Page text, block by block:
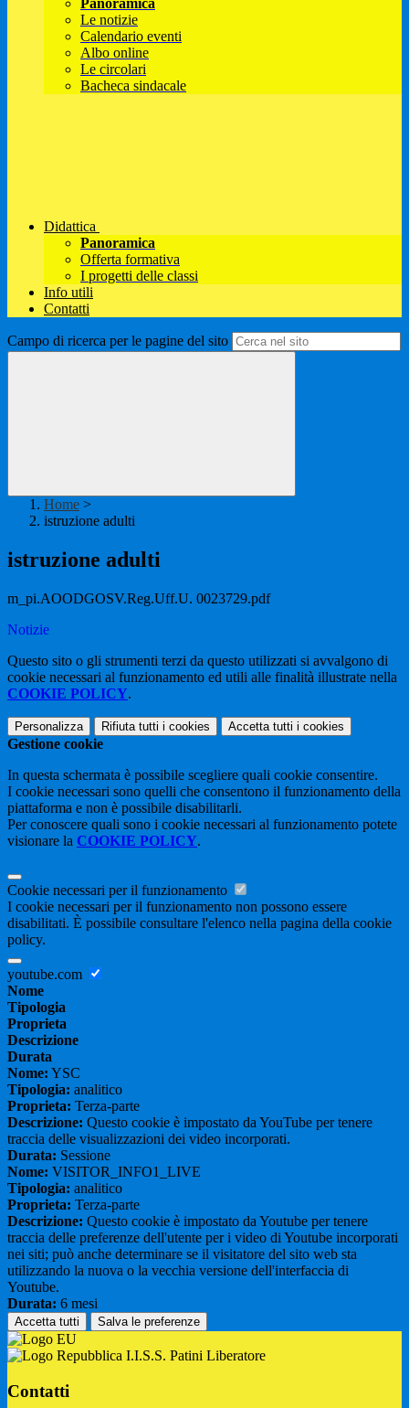
Panoramica
Le notizie
Calendario eventi
Albo online
Le circolari
Bacheca sindacale
Didattica
Panoramica
Offerta formativa
I progetti delle classi
Info utili
Contatti
Campo di ricerca per le pagine del sito
Home >
istruzione adulti
istruzione adulti
m_pi.AOODGOSV.Reg.Uff.U. 0023729.pdf
Notizie
Questo sito o gli strumenti terzi da questo utilizzati si avvalgono di
cookie necessari al funzionamento ed utili alle finalità illustrate nella
COOKIE POLICY.
Personalizza Rifiuta tutti i cookies Accetta tutti i cookies
Gestione cookie
In questa schermata è possibile scegliere quali cookie consentire.
I cookie necessari sono quelli che consentono il funzionamento della
piattaforma e non è possibile disabilitarli.
Per conoscere quali sono i cookie necessari al funzionamento potete
visionare la COOKIE POLICY.
Cookie necessari per il funzionamento
I cookie necessari per il funzionamento non possono essere
disabilitati. È possibile consultare l'elenco nella pagina della cookie
policy.
youtube.com
Nome
Tipologia
Proprieta
Descrizione
Durata
Nome: YSC
Tipologia: analitico
Proprieta: Terza-parte
Descrizione: Questo cookie è impostato da YouTube per tenere
traccia delle visualizzazioni dei video incorporati.
Durata: Sessione
Nome: VISITOR_INFO1_LIVE
Tipologia: analitico
Proprieta: Terza-parte
Descrizione: Questo cookie è impostato da Youtube per tenere
traccia delle preferenze dell'utente per i video di Youtube incorporati
nei siti; può anche determinare se il visitatore del sito web sta
utilizzando la nuova o la vecchia versione dell'interfaccia di
Youtube.
Durata: 6 mesi
Accetta tutti Salva le preferenze
I.I.S.S. Patini Liberatore
Contatti